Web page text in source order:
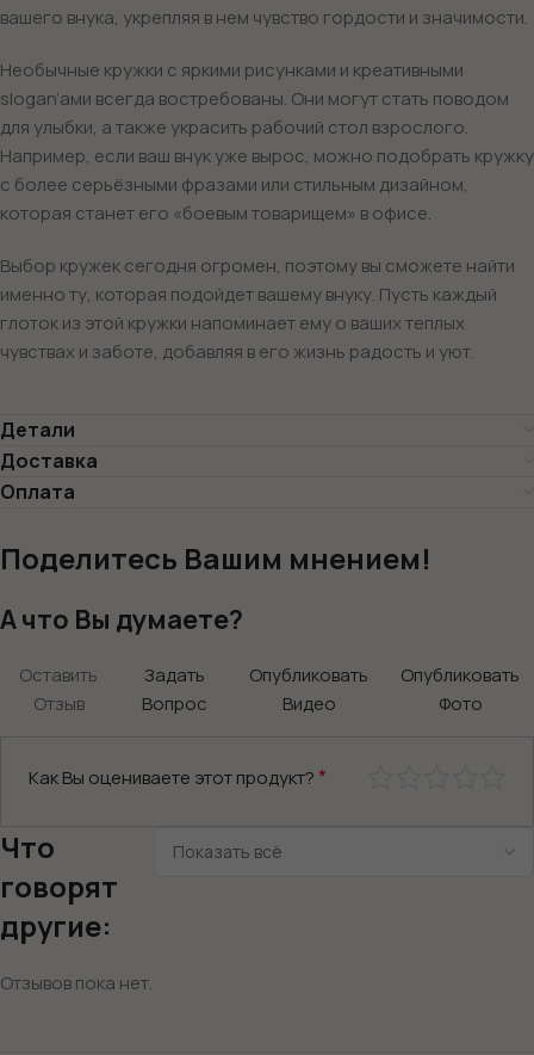
вашего внука, укрепляя в нем чувство гордости и значимости.
Необычные кружки с яркими рисунками и креативными
slogan’ами всегда востребованы. Они могут стать поводом
для улыбки, а также украсить рабочий стол взрослого.
Например, если ваш внук уже вырос, можно подобрать кружку
с более серьёзными фразами или стильным дизайном,
которая станет его «боевым товарищем» в офисе.
Выбор кружек сегодня огромен, поэтому вы сможете найти
именно ту, которая подойдет вашему внуку. Пусть каждый
глоток из этой кружки напоминает ему о ваших теплых
чувствах и заботе, добавляя в его жизнь радость и уют.
Детали
Доставка
Оплата
Поделитесь Вашим мнением!
А что Вы думаете?
Оставить
Отзыв
Задать
Вопрос
Опубликовать
Видео
Опубликовать
Фото
Как Вы оцениваете этот продукт? *
Что
говорят
другие:
Отзывов пока нет.